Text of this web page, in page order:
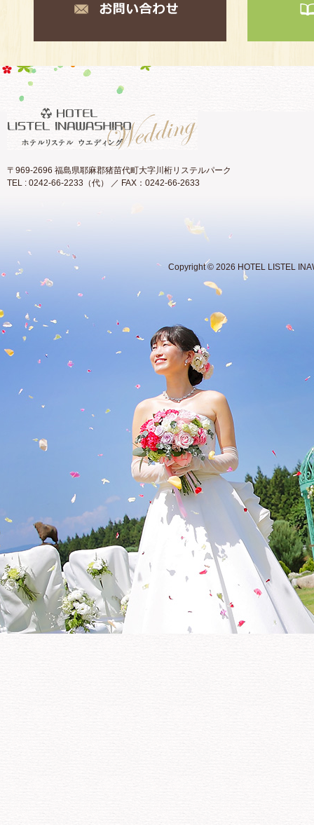
〒969-2696 福島県耶麻郡猪苗代町大字川桁リステルパーク
TEL : 0242-66-2233（代） ／ FAX：0242-66-2633
Copyright © 2026 HOTEL LISTEL